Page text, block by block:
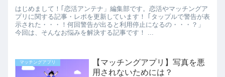
はじめまして！｢恋活アンテナ」編集部です。恋活やマッチングア
プリに関する記事・レポを更新しています！ ｢タップルで警告が表
示された・・・！何回警告が出ると利用停止になるの・・・？」
今回は、そんなお悩みを解決する記事です！ ...
マッチングアプリ
【マッチングアプリ】写真を悪
用されないためには？